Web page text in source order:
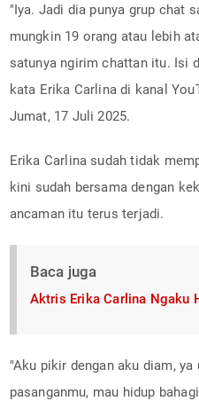
"Iya. Jadi dia punya grup chat
mungkin 19 orang atau lebih
satunya ngirim chattan itu. Isi
kata Erika Carlina di kanal
Jumat, 17 Juli 2025.
Erika Carlina sudah tidak
kini sudah bersama dengan
ancaman itu terus terjadi.
Baca juga
Aktris Erika Carlina Ngaku
"Aku pikir dengan aku diam, ya
pasanganmu, mau hidup